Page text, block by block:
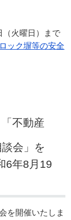
（火曜日）まで
ロック塀等の安全
不動産
会」を
6年8月19
を開催いたしま